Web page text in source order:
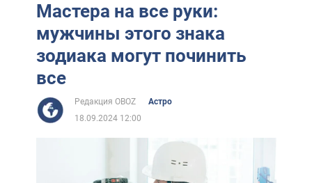
Мастера на все руки:
мужчины этого знака
зодиака могут починить
все
Редакция OBOZ
Астро
18.09.2024 12:00